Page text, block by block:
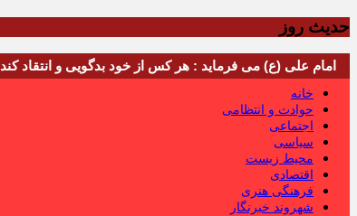
حدیث روز
امام علی (ع) می فرماید : هر کس از خود بدگویی و انتقاد کند٬ خود را اصلاح کرده و هر کس خودستایی نماید٬ پس به تحقیق خویش را تباه نموده است.
خانه
حوادث و انتظامی
اجتماعی
سیاسی
محیط زیست
اقتصادی
فرهنگی هنری
شهروند خبرنگار